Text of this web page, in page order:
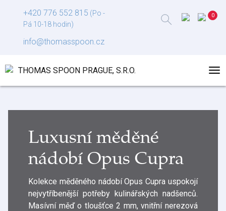
+420 776 552 815 (Po -
Pá 10-18 hodin)
info@thomasspoon.cz
Luxusní měděné
nádobí Opus Cupra
Kolekce měděného nádobí Opus Cupra uspokojí
nejvytříbenější potřeby kulinářských nadšenců.
Masívní měď o tloušťce 2 mm, vnitřní nerezová